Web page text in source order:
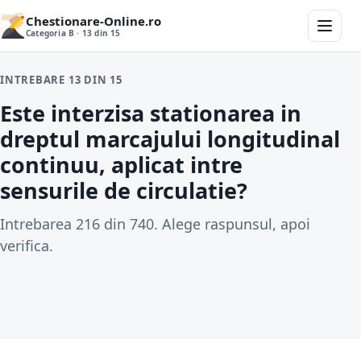
Chestionare-Online.ro
Categoria B · 13 din 15
INTREBARE 13 DIN 15
Este interzisa stationarea in
dreptul marcajului longitudinal
continuu, aplicat intre
sensurile de circulatie?
Intrebarea 216 din 740. Alege raspunsul, apoi
verifica.